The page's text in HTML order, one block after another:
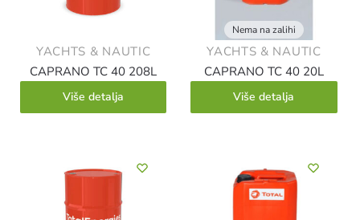
YACHTS & NAUTIC
CAPRANO TC 40 208L
Više detalja
Nema na zalihi
YACHTS & NAUTIC
CAPRANO TC 40 20L
Više detalja